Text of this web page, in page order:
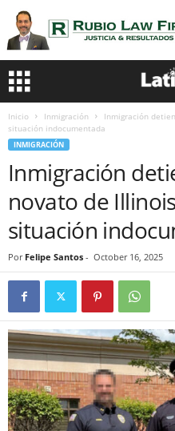
Inicio Inmigración
Inmigración
situación indocumentada
INMIGRACIÓN
Inmigración
novato de
situación
Por Felipe Santos - October 16, 2025